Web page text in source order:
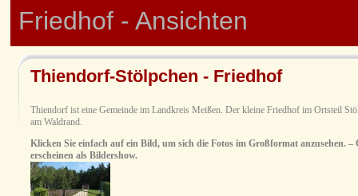
Friedhof - Ansichten
Thiendorf-Stölpchen - Friedhof
Thiendorf ist eine Gemeinde im Landkreis Meißen. Der kleine Friedhof im Ortsteil
am Waldrand.
Klicken Sie einfach auf ein Bild, um sich die Fotos im Großformat anzusehen. –
erscheinen als Bildershow.